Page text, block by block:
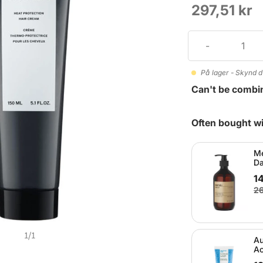
1/1
297,51 kr
På lager - Skynd
Can't be
Often bought